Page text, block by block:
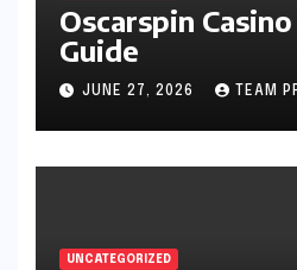
Oscarspin
Guide
JUNE 27, 2026 TEAM
UNCATEGORIZED